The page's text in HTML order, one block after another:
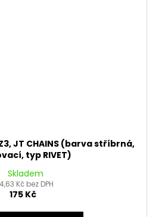
JT CHAINS (barva stříbrná,
typ RIVET)
Skladem
Kč bez DPH
175 Kč